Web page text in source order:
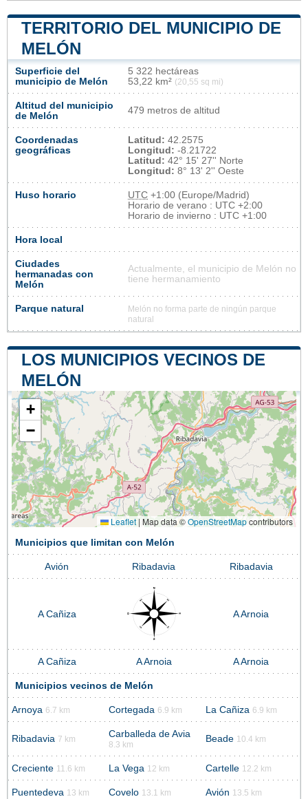
TERRITORIO DEL MUNICIPIO DE
MELÓN
Superficie del
municipio de Melón
5 322 hectáreas
53,22 km² (20,55 sq mi)
Altitud del municipio
de Melón
479 metros de altitud
Coordenadas
geográficas
Latitud: 42.2575
Longitud: -8.21722
Latitud: 42° 15' 27'' Norte
Longitud: 8° 13' 2'' Oeste
Huso horario UTC +1:00 (Europe/Madrid)
Horario de verano : UTC +2:00
Horario de invierno : UTC +1:00
Hora local
Ciudades
hermanadas con
Melón
Actualmente, el municipio de Melón no
tiene hermanamiento
Parque natural
Melón no forma parte de ningún parque
natural
LOS MUNICIPIOS VECINOS DE
MELÓN
+
−
Leaflet | Map data ©OpenStreetMapcontributors
Municipios que limitan con Melón
Avión Ribadavia Ribadavia
A Cañiza A Arnoia
A Cañiza A Arnoia A Arnoia
Municipios vecinos de Melón
Arnoya 6.7 km Cortegada 6.9 km La Cañiza 6.9 km
Ribadavia 7 km Carballeda de Avia
8.3 km
Beade 10.4 km
Creciente 11.6 km La Vega 12 km Cartelle 12.2 km
Puentedeva 13 km Covelo 13.1 km Avión 13.5 km